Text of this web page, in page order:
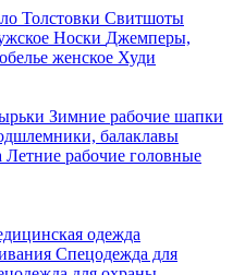
Толстовки Свитшоты
Носки Джемперы,
женское Худи
Зимние рабочие шапки
балаклавы
Летние рабочие головные
одежда
Спецодежда для